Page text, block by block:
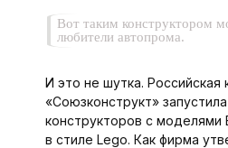
Вот таким конструктором
любители автопрома.
И это не шутка. Российская
«Союзконструкт»
конструкторов с моделями
в стиле Lego. Как фирма